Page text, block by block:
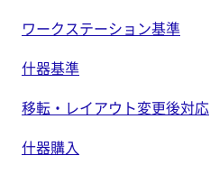
ワークステーション基準
什器基準
移転・レイアウト変更後対応
什器購入